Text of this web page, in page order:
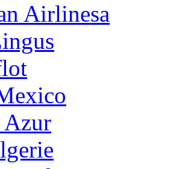
Airlinesa